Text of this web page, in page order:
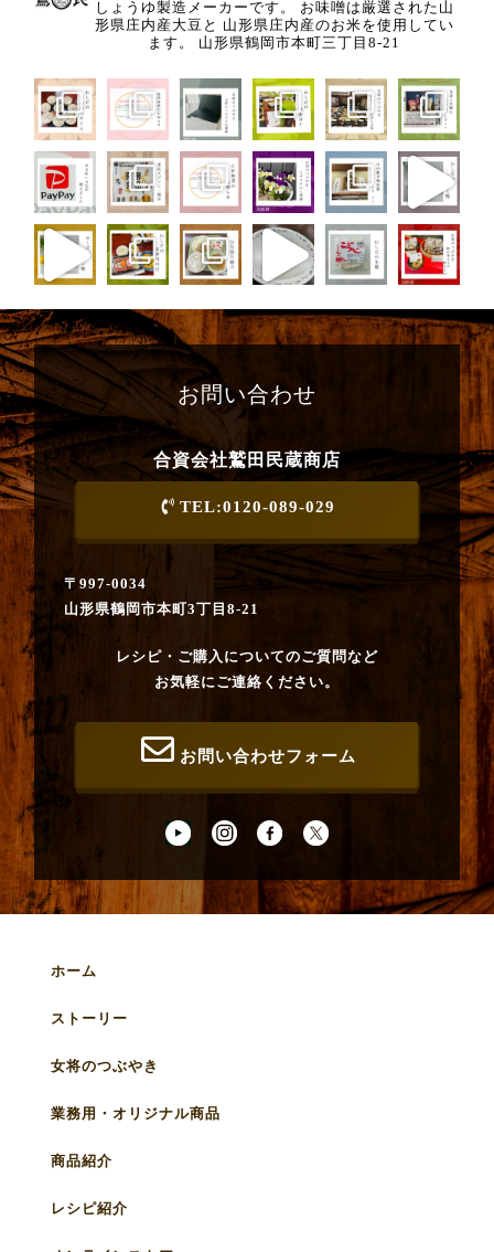
しょうゆ製造メーカーです。
お味噌は厳選された山
形県庄内産大豆と 山形県庄内産のお米を使用してい
ます。
山形県鶴岡市本町三丁目8-21
お問い合わせ
合資会社鷲田民蔵商店
TEL:0120-089-029
〒997-0034
山形県鶴岡市本町3丁目8-21
レシピ・ご購入についてのご質問など
お気軽にご連絡ください。
お問い合わせフォーム
ホーム
ストーリー
女将のつぶやき
業務用・オリジナル商品
商品紹介
レシピ紹介